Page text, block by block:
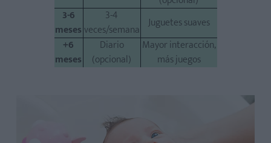
3-6
meses
3-4
veces/semana Juguetes suaves
+6
meses
Diario
(opcional)
Mayor interacción,
más juegos